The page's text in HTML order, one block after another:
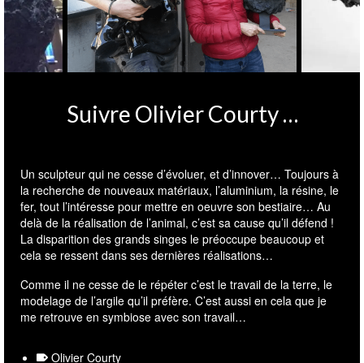
Suivre Olivier Courty …
Un sculpteur qui ne cesse d’évoluer, et d’innover… Toujours à
la recherche de nouveaux matériaux, l’aluminium, la résine, le
fer, tout l’intéresse pour mettre en oeuvre son bestiaire… Au
delà de la réalisation de l’animal, c’est sa cause qu’il défend !
La disparition des grands singes le préoccupe beaucoup et
cela se ressent dans ses dernières réalisations…
Comme il ne cesse de le répéter c’est le travail de la terre, le
modelage de l’argile qu’il préfère. C’est aussi en cela que je
me retrouve en symbiose avec son travail…
Olivier Courty